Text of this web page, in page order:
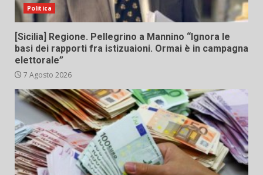
Politica
[Sicilia] Regione. Pellegrino a Mannino “Ignora le
basi dei rapporti fra istizuaioni. Ormai è in campagna
elettorale”
7 Agosto 2026